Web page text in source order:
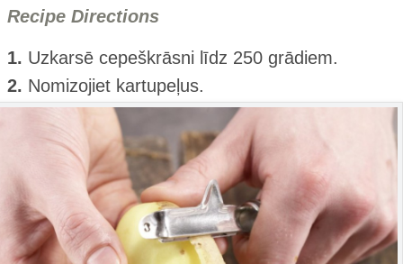
Recipe Directions
1. Uzkarsē cepeškrāsni līdz 250 grādiem.
2. Nomizojiet kartupeļus.